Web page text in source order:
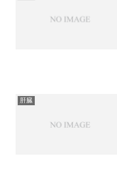
肝臓